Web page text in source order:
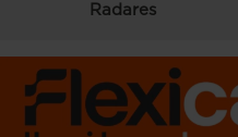
Radares